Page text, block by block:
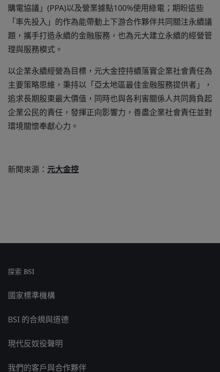
購電協議」(PPA)以及營業據點100%使用綠電；期盼這些
「率先投入」的作為能帶動上下游合作夥伴共同關注永續議
題，攜手打造永續的金融服務，也為元大建立永續的經營管
理與服務模式。
以企業永續經營為目標，元大金控持續落實企業社會責任為
主要策略思維，秉持以「亞太地區最佳金融服務提供者」，
追求長期股東最大價值，同時也與各利害關係人共同肩負起
企業公民的責任，發揮正向影響力，善盡企業社會責任並對
環境關懷奉獻心力。
新聞來源： 元大金控
探索 BSI
國家標準機構
BSI 的合規與道德
現代反奴役聲明
我們的客戶與合作夥伴